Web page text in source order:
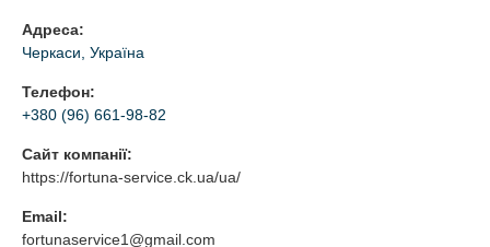
Адреса:
Черкаси, Україна
Телефон:
+380 (96) 661-98-82
Сайт компанії:
https://fortuna-service.ck.ua/ua/
Email:
fortunaservice1@gmail.com